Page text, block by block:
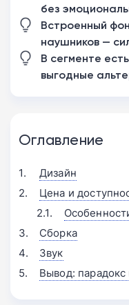
без
Встроенный
наушников —
В сегменте
выгодные
Оглавление
Дизайн
Цена и
Сборка
Звук
Вывод: